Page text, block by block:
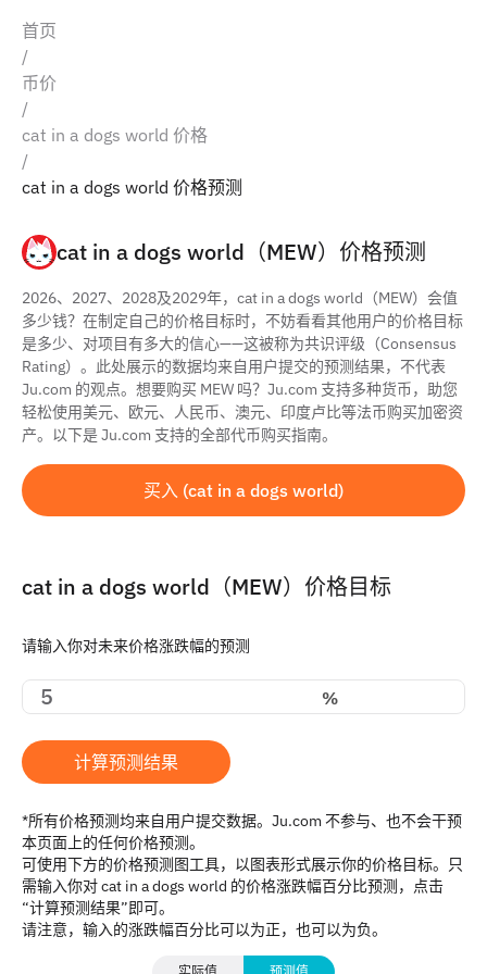
首页
/
币价
/
cat in a dogs world 价格
/
cat in a dogs world 价格预测
cat in a dogs world（MEW）价格预测
2026、2027、2028及2029年，cat in a dogs world（MEW）会值
多少钱？在制定自己的价格目标时，不妨看看其他用户的价格目标
是多少、对项目有多大的信心——这被称为共识评级（Consensus
Rating）。此处展示的数据均来自用户提交的预测结果，不代表
Ju.com 的观点。想要购买 MEW 吗？Ju.com 支持多种货币，助您
轻松使用美元、欧元、人民币、澳元、印度卢比等法币购买加密资
产。以下是 Ju.com 支持的全部代币购买指南。
买入 (cat in a dogs world)
cat in a dogs world（MEW）价格目标
请输入你对未来价格涨跌幅的预测
%
计算预测结果
*所有价格预测均来自用户提交数据。Ju.com 不参与、也不会干预
本页面上的任何价格预测。
可使用下方的价格预测图工具，以图表形式展示你的价格目标。只
需输入你对 cat in a dogs world 的价格涨跌幅百分比预测，点击
“计算预测结果”即可。
请注意，输入的涨跌幅百分比可以为正，也可以为负。